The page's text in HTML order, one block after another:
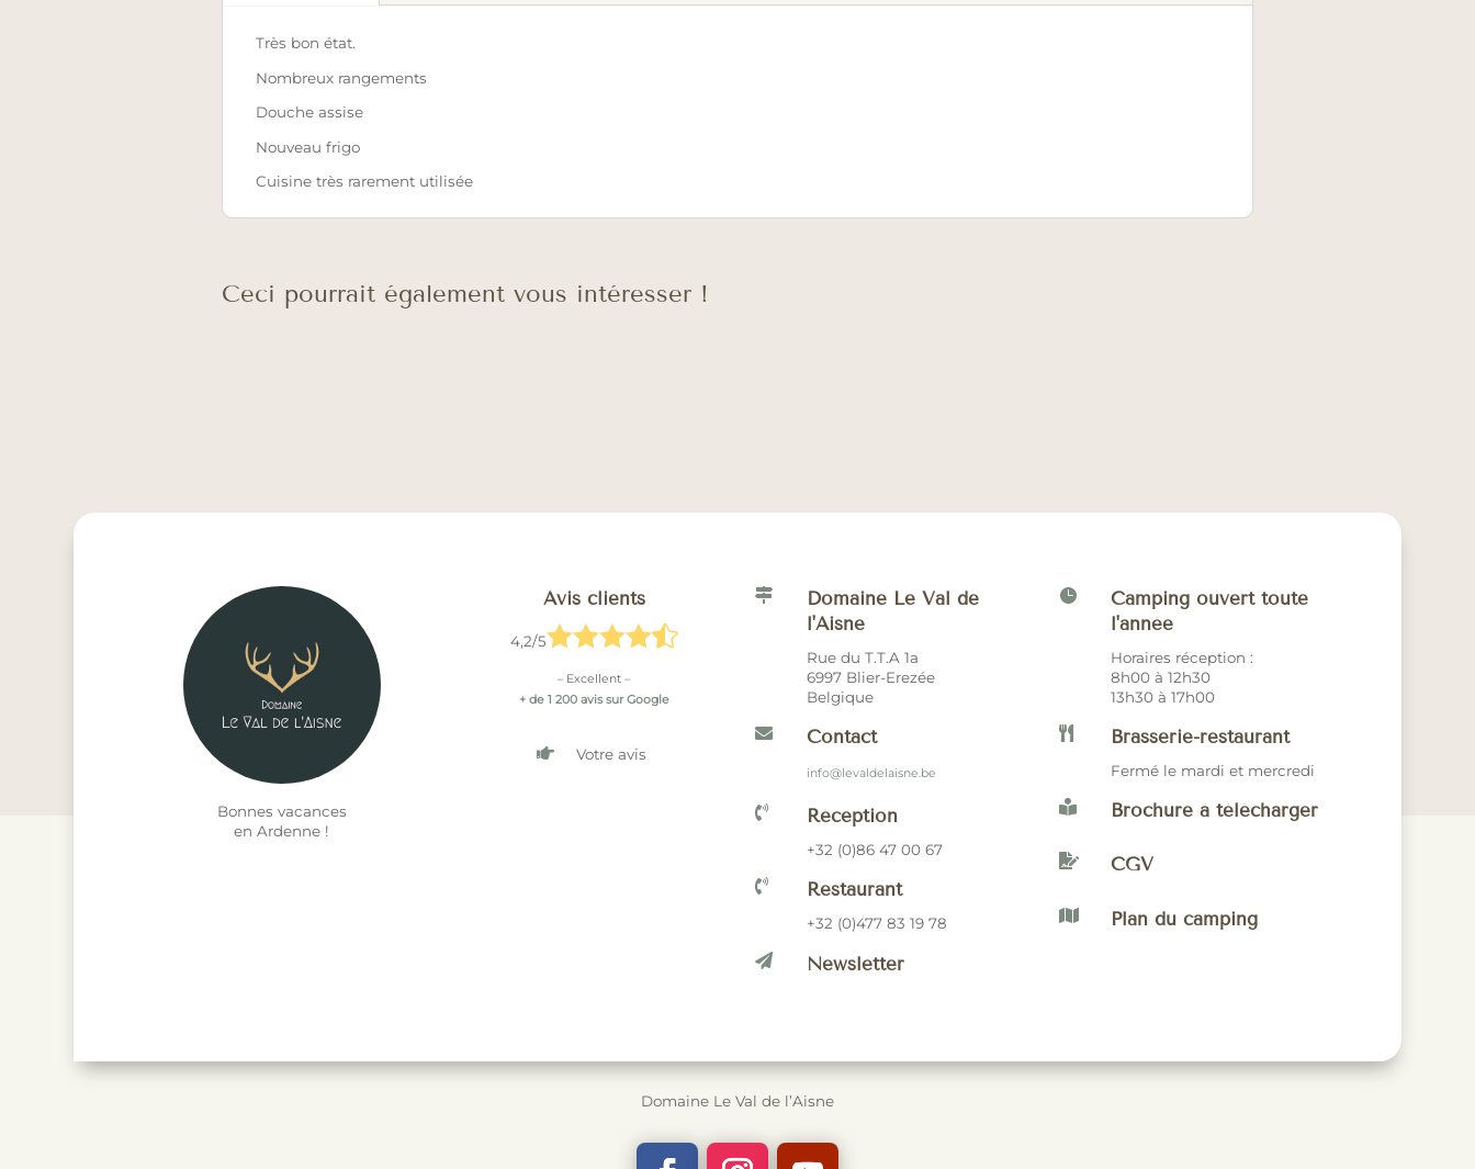
Très bon état.
Nombreux rangements
Douche assise
Nouveau frigo
Cuisine très rarement utilisée
Ceci pourrait également vous intéresser !
Bonnes vacances
en Ardenne !
Avis clients
4,2/5
– Excellent –
+ de 1 200 avis sur Google
 Votre avis

Domaine Le Val de
l'Aisne
Rue du T.T.A 1a
6997 Blier-Erezée
Belgique
 Contact
info@levaldelaisne.be
 Réception
+32 (0)86 47 00 67
 Restaurant
+32 (0)477 83 19 78
 Newsletter

Camping ouvert toute
l'année
Horaires réception :
8h00 à 12h30
13h30 à 17h00
 Brasserie-restaurant
Fermé le mardi et mercredi
 Brochure à télécharger
 CGV
 Plan du camping
Domaine Le Val de l’Aisne